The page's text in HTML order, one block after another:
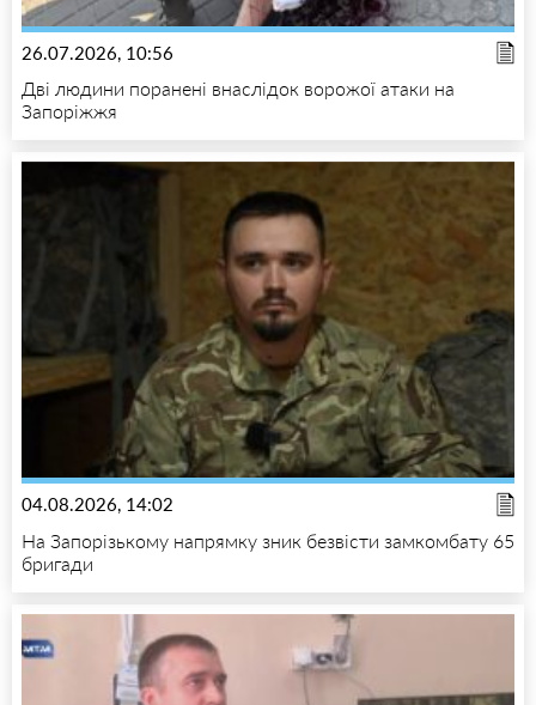
26.07.2026, 10:56
Дві людини поранені внаслідок ворожої атаки на
Запоріжжя
04.08.2026, 14:02
На Запорізькому напрямку зник безвісти замкомбату 65
бригади